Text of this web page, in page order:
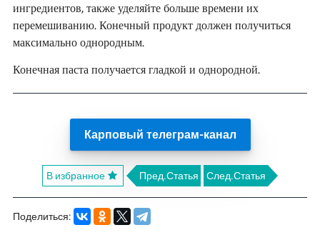
ингредиентов, также уделяйте больше времени их
перемешиванию. Конечный продукт должен получиться
максимально однородным.
Конечная паста получается гладкой и однородной.
Карповый телеграм-канал
В избранное Пред.Статья След.Статья
Поделиться: